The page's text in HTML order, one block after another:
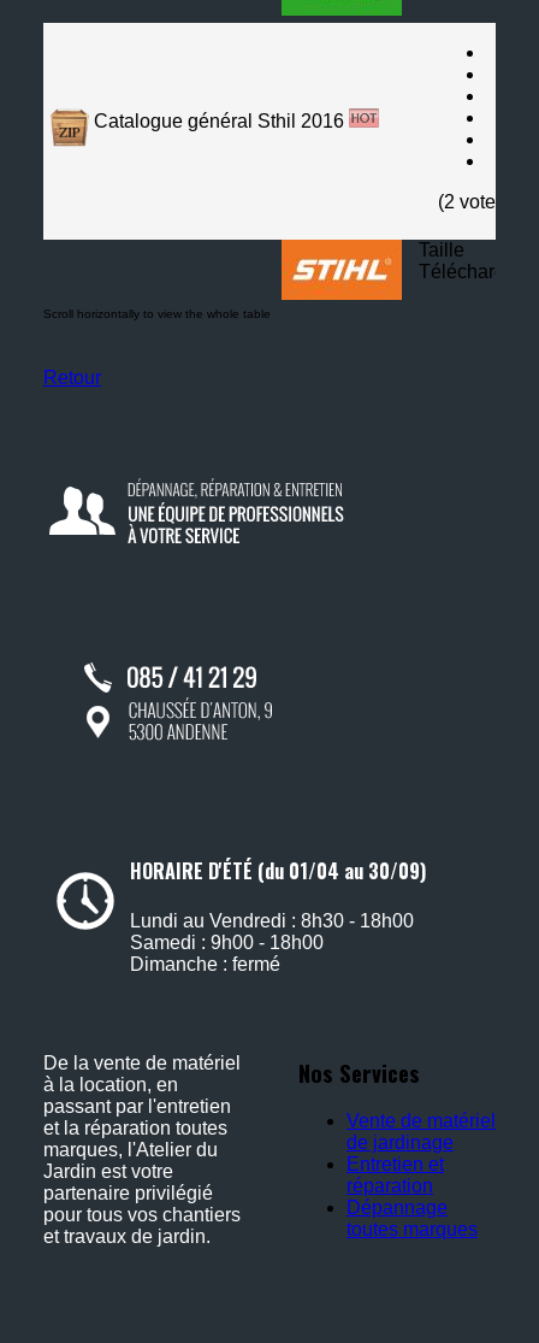
Catalogue général Sthil 2016
(2 votes)
Taille
Retour
HORAIRE D'ÉTÉ (du 01/04 au 30/09)
Lundi au Vendredi : 8h30 - 18h00
Samedi : 9h00 - 18h00
Dimanche : fermé
De la vente de matériel
à la location, en
passant par l'entretien
et la réparation toutes
marques, l'Atelier du
Jardin est votre
partenaire privilégié
pour tous vos chantiers
et travaux de jardin.
Nos Services
Vente de matériel
de jardinage
Entretien et
réparation
Dépannage
toutes marques